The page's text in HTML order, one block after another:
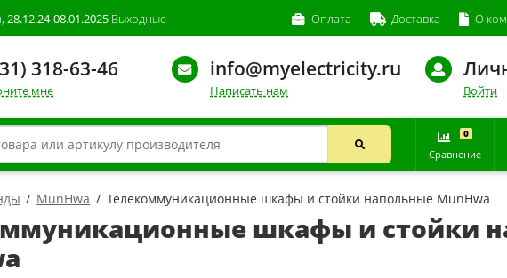
28.12.24-08.01.2025 Выходные Оплата Доставка О
318-63-46
мне
info@myelectricity.ru
Написать нам Войти |
0
Сравнение
MunHwa Телекоммуникационные шкафы и стойки напольные MunHwa
шкафы и стойки